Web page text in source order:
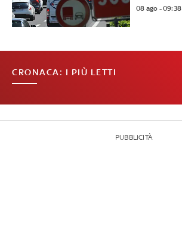
08 ago - 09:38
CRONACA: I PIÙ LETTI
PUBBLICITÀ